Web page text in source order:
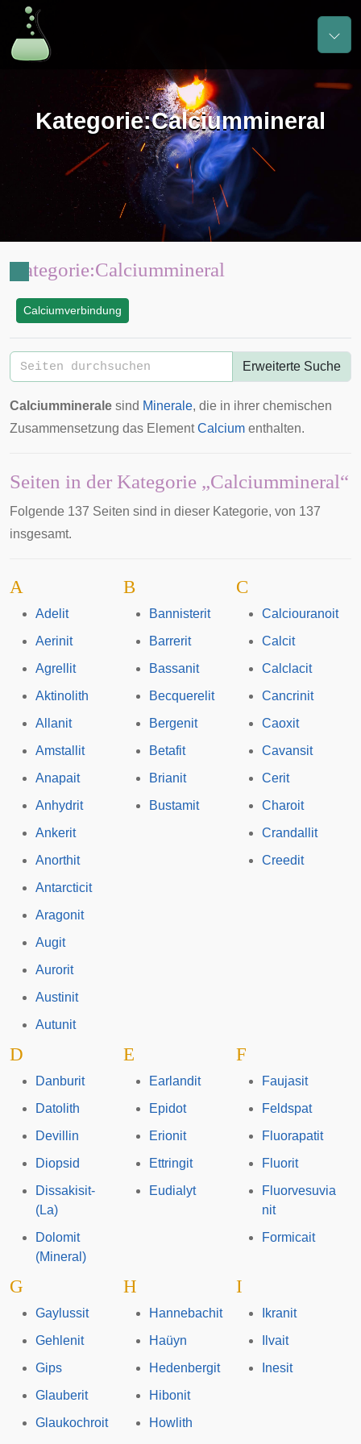
Kategorie:Calciummineral
Kategorie:Calciummineral
Calciumverbindung
Erweiterte Suche
Calciumminerale sind Minerale, die in ihrer chemischen
Zusammensetzung das ElementCalcium enthalten.
Seiten in der Kategorie „Calciummineral“
Folgende 137 Seiten sind in dieser Kategorie, von 137
insgesamt.
A
Adelit
Aerinit
Agrellit
Aktinolith
Allanit
Amstallit
Anapait
Anhydrit
Ankerit
Anorthit
Antarcticit
Aragonit
Augit
Aurorit
Austinit
Autunit
B
Bannisterit
Barrerit
Bassanit
Becquerelit
Bergenit
Betafit
Brianit
Bustamit
C
Calciouranoit
Calcit
Calclacit
Cancrinit
Caoxit
Cavansit
Cerit
Charoit
Crandallit
Creedit
D
Danburit
Datolith
Devillin
Diopsid
Dissakisit-
(La)
Dolomit
(Mineral)
E
Earlandit
Epidot
Erionit
Ettringit
Eudialyt
F
Faujasit
Feldspat
Fluorapatit
Fluorit
Fluorvesuvia
nit
Formicait
G
Gaylussit
Gehlenit
Gips
Glauberit
Glaukochroit
H
Hannebachit
Haüyn
Hedenbergit
Hibonit
Howlith
I
Ikranit
Ilvait
Inesit